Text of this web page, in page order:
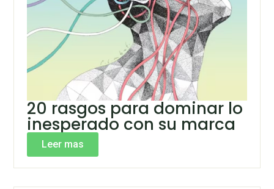
20 rasgos para dominar lo
inesperado con su marca
Leer mas